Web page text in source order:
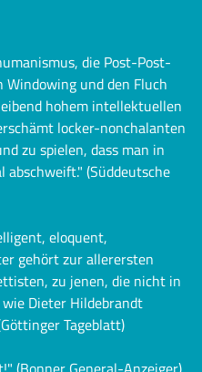
die Post-Post-
Windowing und den Fluch
hohem intellektuellen
locker-nonchalanten
zu spielen, dass man in
abschweift." (Süddeutsche
eloquent,
gehört zur allerersten
zu jenen, die nicht in
Dieter Hildebrandt
Tageblatt)